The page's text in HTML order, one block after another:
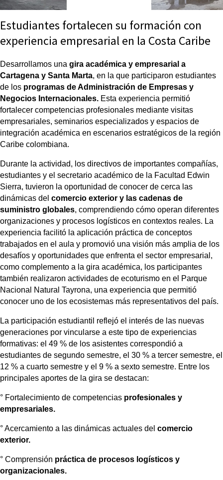
Estudiantes fortalecen su formación con
experiencia empresarial en la Costa Caribe
Desarrollamos una gira académica y empresarial a
Cartagena y Santa Marta, en la que participaron estudiantes
de los programas de Administración de Empresas y
Negocios Internacionales. Esta experiencia permitió
fortalecer competencias profesionales mediante visitas
empresariales, seminarios especializados y espacios de
integración académica en escenarios estratégicos de la región
Caribe colombiana.
Durante la actividad, los directivos de importantes compañías,
estudiantes y el secretario académico de la Facultad Edwin
Sierra, tuvieron la oportunidad de conocer de cerca las
dinámicas del comercio exterior y las cadenas de
suministro globales, comprendiendo cómo operan diferentes
organizaciones y procesos logísticos en contextos reales. La
experiencia facilitó la aplicación práctica de conceptos
trabajados en el aula y promovió una visión más amplia de los
como complemento a la gira académica, los participantes
también realizaron actividades de ecoturismo en el Parque
Nacional Natural Tayrona, una experiencia que permitió
conocer uno de los ecosistemas más representativos del país.
La participación estudiantil reflejó el interés de las nuevas
generaciones por vincularse a este tipo de experiencias
formativas: el 49 % de los asistentes correspondió a
estudiantes de segundo semestre, el 30 % a tercer semestre, el
12 % a cuarto semestre y el 9 % a sexto semestre. Entre los
principales aportes de la gira se destacan:
° Fortalecimiento de competencias profesionales y
empresariales.
° Acercamiento a las dinámicas actuales del comercio
exterior.
° Comprensión práctica de procesos logísticos y
organizacionales.